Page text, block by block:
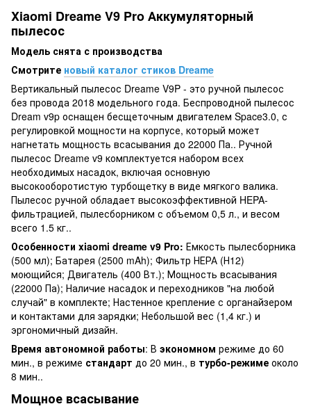
Xiaomi Dreame V9 Pro Аккумуляторный
пылесос
Модель снята с производства
Смотрите новый каталог стиков Dreame
Вертикальный пылесос Dreame V9P - это ручной пылесос
без провода 2018 модельного года. Беспроводной пылесос
Dream v9p оснащен бесщеточным двигателем Space3.0, с
регулировкой мощности на корпусе, который может
нагнетать мощность всасывания до 22000 Па.. Ручной
пылесос Dreame v9 комплектуется набором всех
необходимых насадок, включая основную
высокооборотистую турбощетку в виде мягкого валика.
Пылесос ручной обладает высокоэффективной HEPA-
фильтрацией, пылесборником с объемом 0,5 л., и весом
всего 1.5 кг..
Особенности xiaomi dreame v9 Pro: ​​Емкость пылесборника
(500 мл); Батарея (2500 mAh); Фильтр НЕРА (Н12)
моющийся; Двигатель (400 Вт.); Мощность всасывания
(22000 Па); Наличие насадок и переходников "на любой
случай" в комплекте; Настенное крепление с органайзером
и контактами для зарядки; Небольшой вес (1,4 кг.) и
эргономичный дизайн.
Время автономной работы: В экономном режиме до 60
мин., в режиме стандарт до 20 мин., в турбо-режиме около
8 мин..
Мощное всасывание